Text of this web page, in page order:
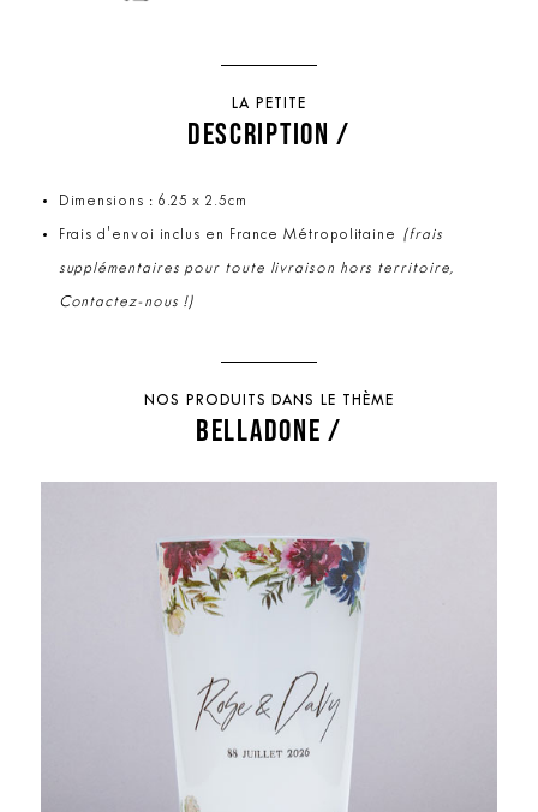
LA PETITE
DESCRIPTION /
Dimensions : 6.25 x 2.5cm
Frais d'envoi inclus en France Métropolitaine (frais
supplémentaires pour toute livraison hors territoire,
Contactez-nous !)
NOS PRODUITS DANS LE THÈME
BELLADONE /